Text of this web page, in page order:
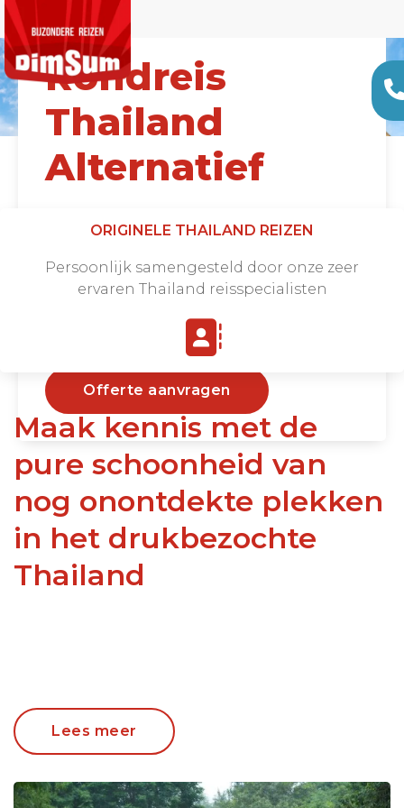
Rondreis
Thailand
Alternatief
Offerte aanvragen
ORIGINELE THAILAND REIZEN
Persoonlijk samengesteld door onze zeer
ervaren Thailand reisspecialisten
Maak kennis met de
pure schoonheid van
nog onontdekte plekken
in het drukbezochte
Thailand
Reizen langs onbekende delen van Thailand,
buiten de massa
Verblijf in ‘oud’ Bangkok voor een authentieke
Ontdek de onontgonnen Isaan-regio
Lees meer